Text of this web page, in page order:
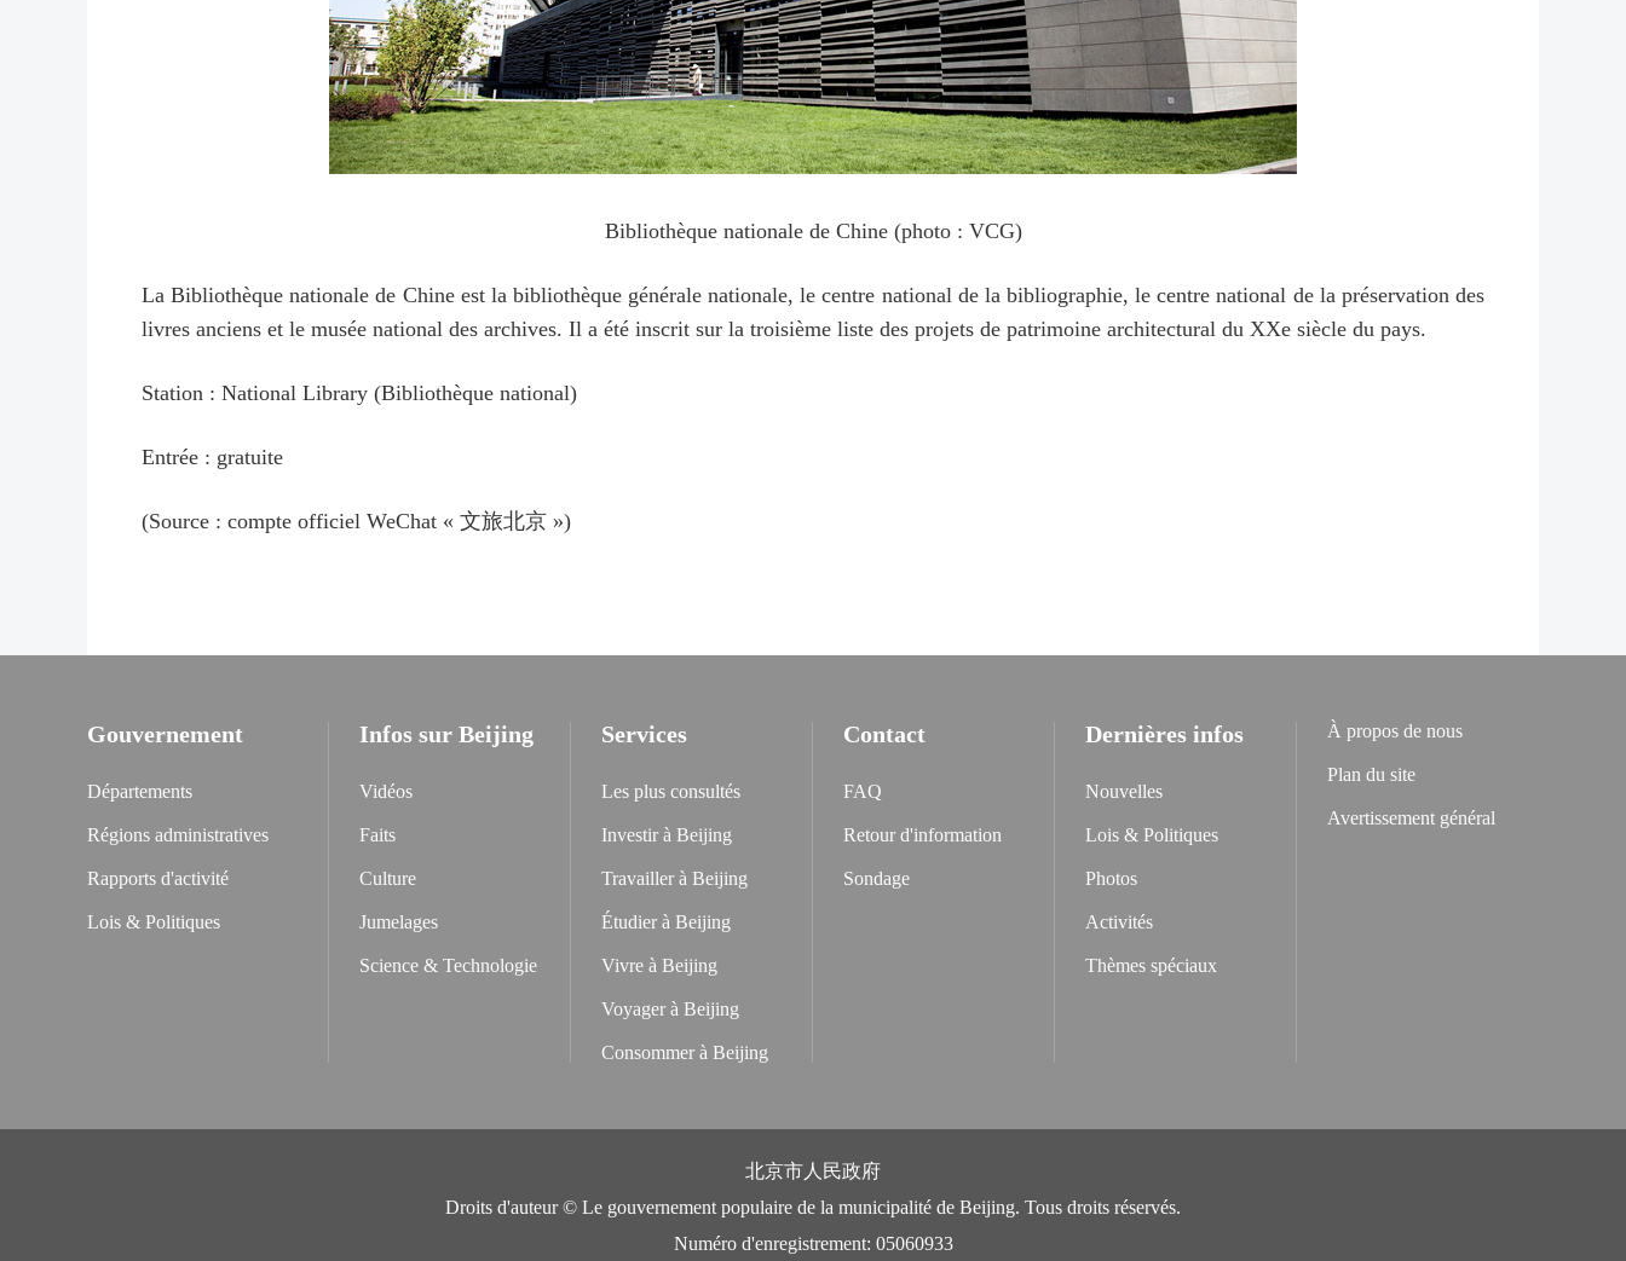
Bibliothèque nationale de Chine (photo : VCG)
La Bibliothèque nationale de Chine est la bibliothèque générale nationale, le centre national de la bibliographie, le centre national de la préservation des
livres anciens et le musée national des archives. Il a été inscrit sur la troisième liste des projets de patrimoine architectural du XXe siècle du pays.
Station : National Library (Bibliothèque national)
Entrée : gratuite
(Source : compte officiel WeChat « 文旅北京 »)
Gouvernement
Départements
Régions administratives
Rapports d'activité
Lois & Politiques
Infos sur Beijing
Vidéos
Faits
Culture
Jumelages
Science & Technologie
Services
Les plus consultés
Investir à Beijing
Travailler à Beijing
Étudier à Beijing
Vivre à Beijing
Voyager à Beijing
Consommer à Beijing
Contact
FAQ
Retour d'information
Sondage
Dernières infos
Nouvelles
Lois & Politiques
Photos
Activités
Thèmes spéciaux
À propos de nous
Plan du site
Avertissement général
北京市人民政府
Droits d'auteur © Le gouvernement populaire de la municipalité de Beijing. Tous droits réservés.
Numéro d'enregistrement: 05060933